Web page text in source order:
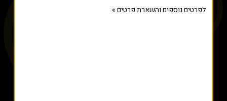
לפרטים נוספים והשארת פרטים »